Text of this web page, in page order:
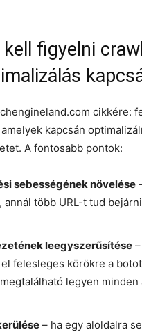
figyelni crawl
cikkére:
kapcsán
A fontosabb pontok:
sebességének növelése
annál több URL-t tud
leegyszerűsítése
felesleges körökre a
legyen minden
– ha egy aloldalra